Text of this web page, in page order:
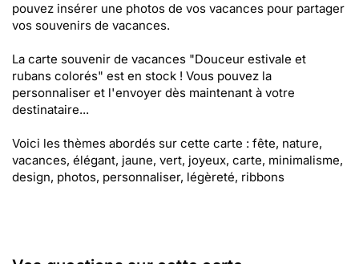
pouvez insérer une photos de vos vacances pour partager
vos souvenirs de vacances.
La carte souvenir de vacances "Douceur estivale et
rubans colorés" est en stock ! Vous pouvez la
personnaliser et l'envoyer dès maintenant à votre
destinataire...
Voici les thèmes abordés sur cette carte : fête, nature,
vacances, élégant, jaune, vert, joyeux, carte, minimalisme,
design, photos, personnaliser, légèreté, ribbons